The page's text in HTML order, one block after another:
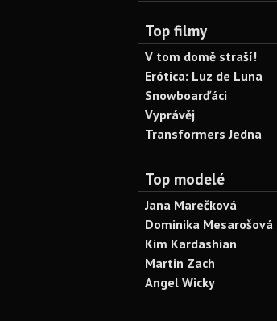
Top filmy
V tom domě straší!
Erótica: Luz de Luna
Snowboarďáci
Vyprávěj
Transformers Jedna
Top modelé
Jana Marečková
Dominika Mesarošová
Kim Kardashian
Martin Zach
Angel Wicky